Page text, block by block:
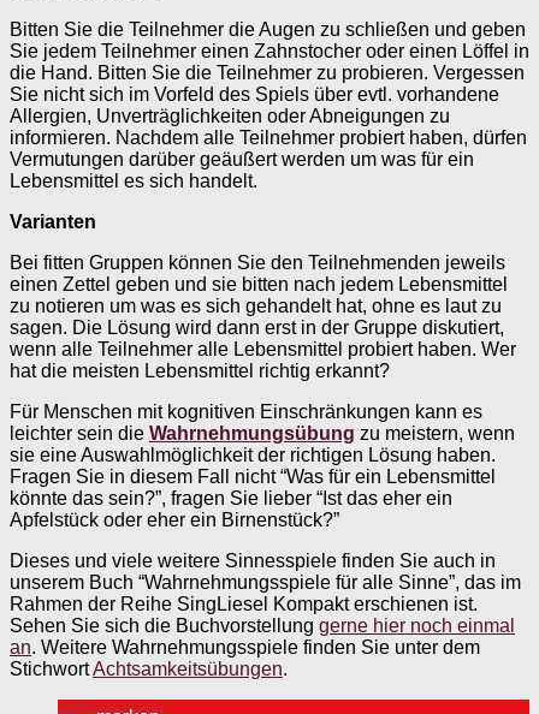
Bitten Sie die Teilnehmer die Augen zu schließen und geben
Sie jedem Teilnehmer einen Zahnstocher oder einen Löffel in
die Hand. Bitten Sie die Teilnehmer zu probieren. Vergessen
Sie nicht sich im Vorfeld des Spiels über evtl. vorhandene
Allergien, Unverträglichkeiten oder Abneigungen zu
informieren. Nachdem alle Teilnehmer probiert haben, dürfen
Vermutungen darüber geäußert werden um was für ein
Lebensmittel es sich handelt.
Varianten
Bei fitten Gruppen können Sie den Teilnehmenden jeweils
einen Zettel geben und sie bitten nach jedem Lebensmittel
zu notieren um was es sich gehandelt hat, ohne es laut zu
sagen. Die Lösung wird dann erst in der Gruppe diskutiert,
wenn alle Teilnehmer alle Lebensmittel probiert haben. Wer
hat die meisten Lebensmittel richtig erkannt?
Für Menschen mit kognitiven Einschränkungen kann es
leichter sein die Wahrnehmungsübung zu meistern, wenn
sie eine Auswahlmöglichkeit der richtigen Lösung haben.
Fragen Sie in diesem Fall nicht “Was für ein Lebensmittel
könnte das sein?”, fragen Sie lieber “Ist das eher ein
Apfelstück oder eher ein Birnenstück?”
Dieses und viele weitere Sinnesspiele finden Sie auch in
unserem Buch “Wahrnehmungsspiele für alle Sinne”, das im
Rahmen der Reihe SingLiesel Kompakt erschienen ist.
Sehen Sie sich die Buchvorstellung gerne hier noch einmal
an. Weitere Wahrnehmungsspiele finden Sie unter dem
StichwortAchtsamkeitsübungen.